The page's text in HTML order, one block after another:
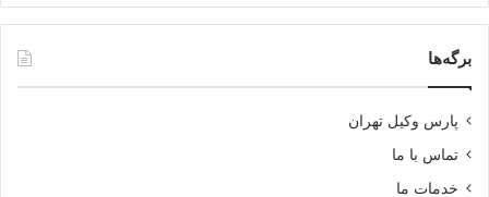
برگه‌ها
پارس وکیل تهران
تماس با ما
خدمات ما